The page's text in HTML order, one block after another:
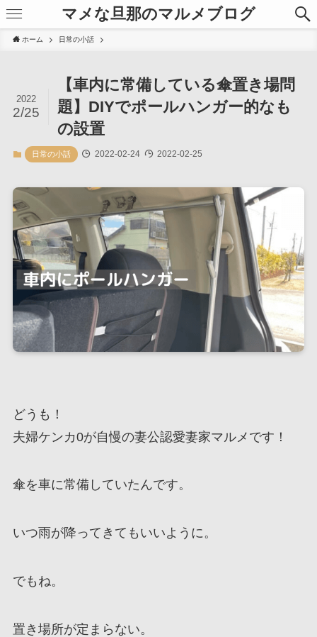
マメな旦那のマルメブログ
ホーム 日常の小話
【車内に常備している傘置き場問
題】DIYでポールハンガー的なも
の設置
2022
2/25
日常の小話 2022-02-24 2022-02-25
どうも！
夫婦ケンカ0が自慢の妻公認愛妻家マルメです！
傘を車に常備していたんです。
いつ雨が降ってきてもいいように。
でもね。
置き場所が定まらない。